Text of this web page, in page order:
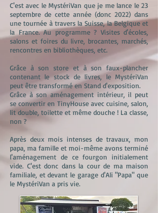
C'est avec le MystériVan que je me lance le 23
septembre de cette année (donc 2022) dans
une tournée à travers la Suisse, la Belgique et
la France. Au programme ? Visites d'écoles,
salons et foires du livre, brocantes, marchés,
rencontres en bibliothèques, etc.
Grâce à son store et à son faux-plancher
contenant le stock de livres, le MystériVan
peut être transformé en Stand d'exposition.
Grâce à son aménagement intérieur, il peut
se convertir en TinyHouse avec cuisine, salon,
lit double, toilette et même douche ! La classe,
non ?
Après deux mois intenses de travaux, mon
papa, ma famille et moi-même avons terminé
l'aménagement de ce fourgon initialement
vide. C'est donc dans la cour de ma maison
familiale, et devant le garage d'Ali "Papa" que
le MystériVan a pris vie.